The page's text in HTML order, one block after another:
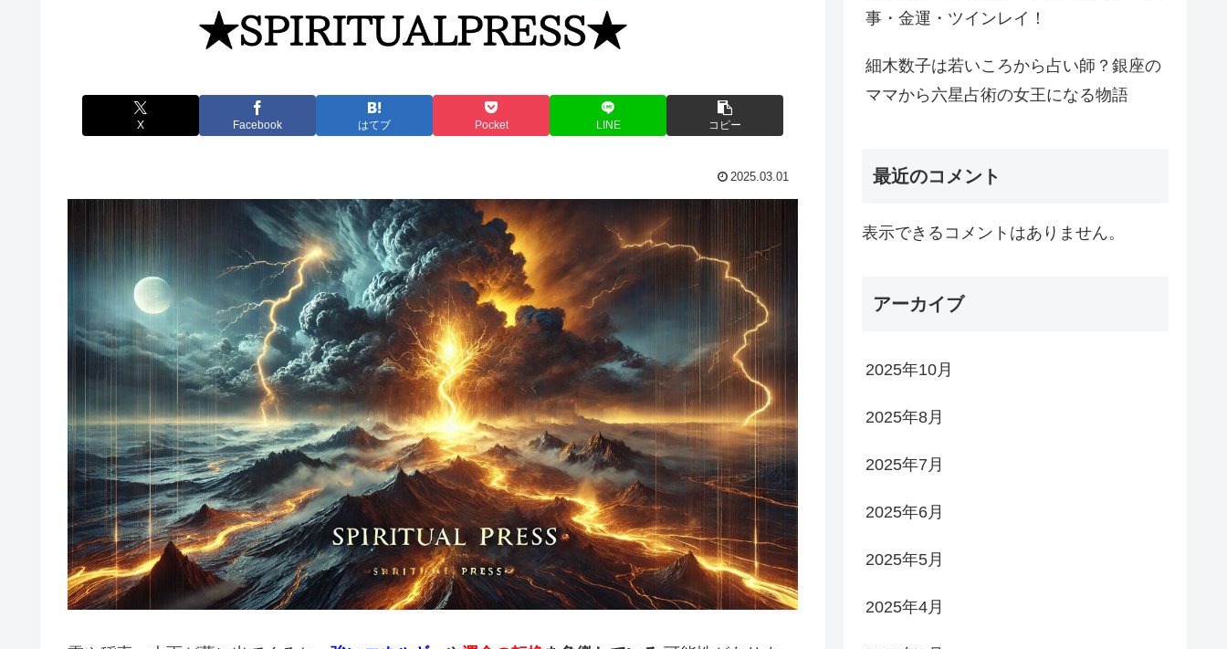
X Facebook はてブ Pocket LINE コピー
2025.03.01
事・金運・ツインレイ！
細木数子は若いころから占い師？銀座の
ママから六星占術の女王になる物語
最近のコメント
表示できるコメントはありません。
アーカイブ
2025年10月
2025年8月
2025年7月
2025年6月
2025年5月
2025年4月